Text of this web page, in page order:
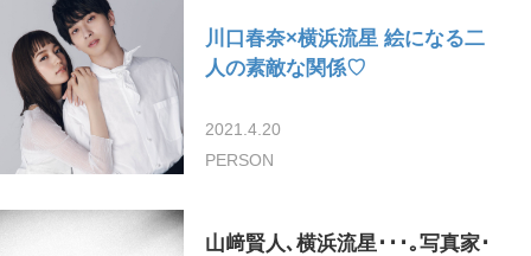
川口春奈×横浜流星 絵になる二
人の素敵な関係♡
2021.4.20
PERSON
山﨑賢人､横浜流星･･･｡写真家･